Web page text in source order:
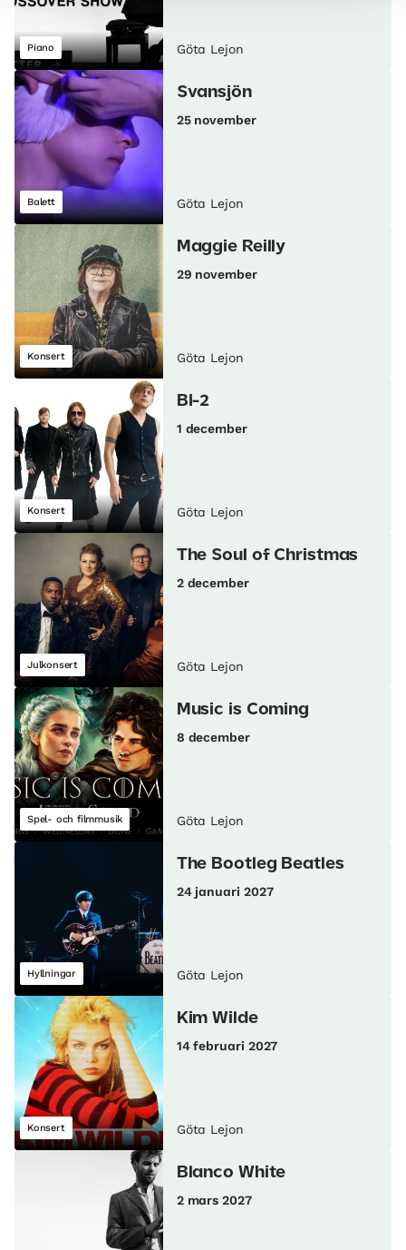
Piano Göta Lejon
Balett
Svansjön
25 november
Göta Lejon
Konsert
Maggie Reilly
29 november
Göta Lejon
Konsert
BI-2
1 december
Göta Lejon
Julkonsert
The Soul of Christmas
2 december
Göta Lejon
Spel- och filmmusik
Music is Coming
8 december
Göta Lejon
Hyllningar
The Bootleg Beatles
24 januari 2027
Göta Lejon
Konsert
Kim Wilde
14 februari 2027
Göta Lejon
Blanco White
2 mars 2027